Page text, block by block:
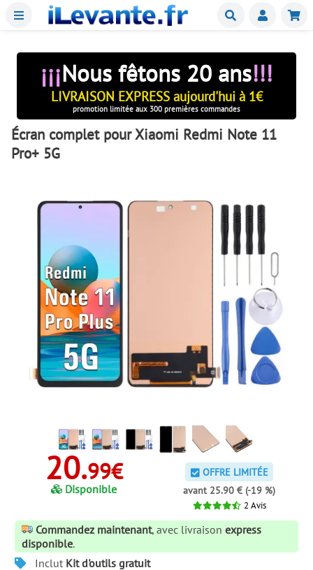
Menu Buscar
¡¡¡Nous fêtons 20 ans!!!
LIVRAISON EXPRESS aujourd'hui à 1€
promotion limitée aux 300 premières commandes
Écran complet pour Xiaomi Redmi Note 11
Pro+ 5G
20.99€
Disponible
OFFRE LIMITÉE
avant 25.90 € (-19 %)
2 Avis
Commandez maintenant, avec livraison express
disponible.
Inclut Kit d'outils gratuit